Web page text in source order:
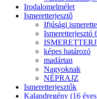
Irodalomelmélet
Ismeretterjesztő
Ifjúsági
Ismeretterjesztó
képes határozó
madártan
Nagyoknak
NÉPRAJZ
Ismeretterjesztők
Kalandregény (16